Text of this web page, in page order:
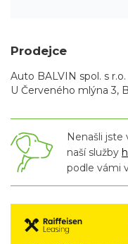
Prodejce
Auto BALVIN spol. s r.o.
U Červeného mlýna 3,
Nenašli
naší služby
podle vámi